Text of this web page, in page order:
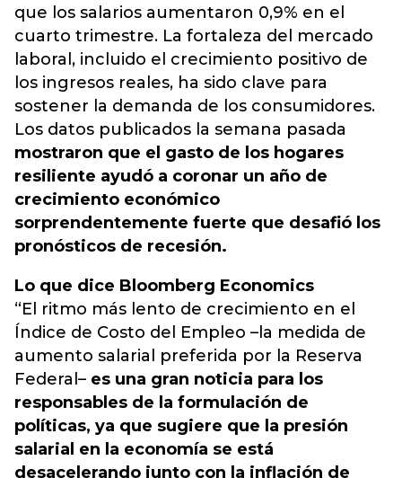
que los salarios aumentaron 0,9% en el
cuarto trimestre. La fortaleza del mercado
laboral, incluido el crecimiento positivo de
los ingresos reales, ha sido clave para
sostener la demanda de los consumidores.
Los datos publicados la semana pasada
mostraron que el gasto de los hogares
resiliente ayudó a coronar un año de
crecimiento económico
sorprendentemente fuerte que desafió los
pronósticos de recesión.
Lo que dice Bloomberg Economics
“El ritmo más lento de crecimiento en el
Índice de Costo del Empleo –la medida de
aumento salarial preferida por la Reserva
Federal– es una gran noticia para los
responsables de la formulación de
políticas, ya que sugiere que la presión
salarial en la economía se está
desacelerando junto con la inflación de